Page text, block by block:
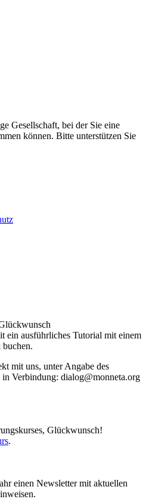
Gesellschaft, bei der Sie eine
können. Bitte unterstützen Sie
ein ausführliches Tutorial mit einem
mit uns, unter Angabe des
Verbindung: dialog@monneta.org
Glückwunsch!
.
einen Newsletter mit aktuellen